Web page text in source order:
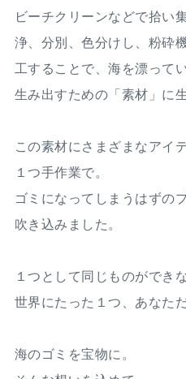
ビーチクリーンなどで拾い
浄、分別、色分けし、粉砕
工することで、海を漂って
生み出すための「素材」に
この素材にさまざまなアイ
１つ手作業で。
ゴミになってしまうはずの
吹き込みました。
１つとして同じものができな
世界にたった１つ、あなた
海のゴミを宝物に。